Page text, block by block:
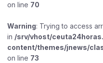
on line 70
Warning: Trying to access
in /srv/vhost/
content/themes/jnews/
on line 73